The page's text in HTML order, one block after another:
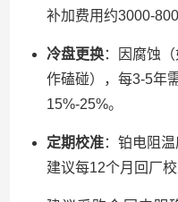
补加费用约3000-
冷盘更换：因腐蚀
作磕碰），每3-5年
15%-25%。
定期校准：铂电阻温
建议每12个月回厂校